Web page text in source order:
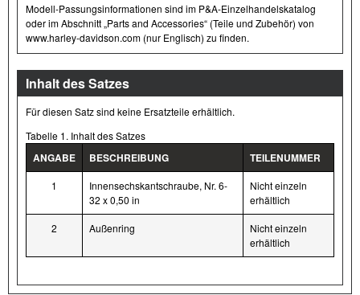
Modell-Passungsinformationen sind im P&A-Einzelhandelskatalog
oder im Abschnitt „Parts and Accessories“ (Teile und Zubehör) von
www.harley-davidson.com (nur Englisch) zu finden.
Inhalt des Satzes
Für diesen Satz sind keine Ersatzteile erhältlich.
Tabelle 1. Inhalt des Satzes
ANGABE BESCHREIBUNG TEILENUMMER
1
Innensechskantschraube, Nr. 6-
32 x 0,50 in
Nicht einzeln
erhältlich
2 Außenring
Nicht einzeln
erhältlich